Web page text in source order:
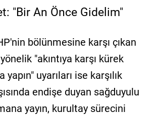
"Bir An Önce Gidelim"
bölünmesine karşı çıkan
"akıntıya karşı kürek
uyarıları ise karşılık
endişe duyan sağduyulu
yayın, kurultay sürecini